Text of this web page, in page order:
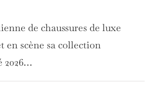
de chaussures de luxe
en scène sa collection
2026…